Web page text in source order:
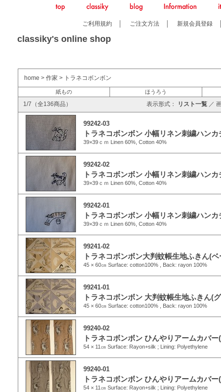
ご利用規約 ご注文方法 新規会員登録
classiky's online shop
home > 作家 > トラネコボンボン
紙もの ほうろう
1/7（全136商品） 表示形式： リスト一覧 ／
99242-03
トラネコボンボン 小幅リネン刺繍ハン
39×39ｃｍ Linen 60%, Cotton 40%
99242-02
トラネコボンボン 小幅リネン刺繍ハン
39×39ｃｍ Linen 60%, Cotton 40%
99242-01
トラネコボンボン 小幅リネン刺繍ハン
39×39ｃｍ Linen 60%, Cotton 40%
99241-02
トラネコボンボン大判蚊帳生地ふきん(
45 × 60㎝ Surface: cotton100% , Back: rayon 100%
99241-01
トラネコボンボン 大判蚊帳生地ふきん(
45 × 60㎝ Surface: cotton100% , Back: rayon 100%
99240-02
トラネコボンボン ひんやりアームカバ
54 × 11㎝ Surface: Rayon+silk ; Lining: Polyethylene
99240-01
トラネコボンボン ひんやりアームカバー
54 × 11㎝ Surface: Rayon+silk ; Lining: Polyethylene